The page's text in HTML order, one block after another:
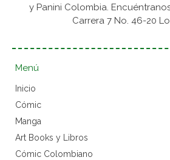
y Panini Colombia.
Carrera 7 No. 46-20
Menú
Inicio
Cómic
Manga
Art Books y Libros
Cómic Colombiano